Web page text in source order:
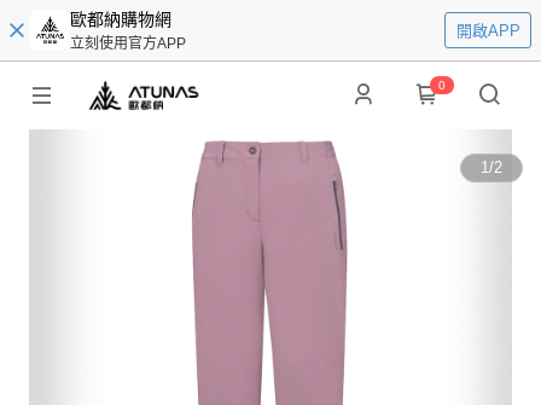
歐都納購物網
立刻使用官方APP
開啟APP
0
1/2